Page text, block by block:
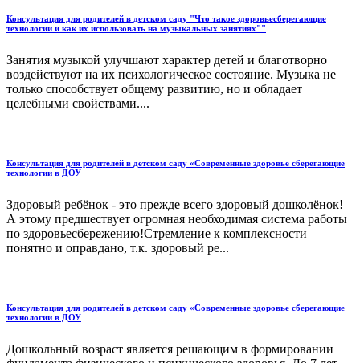
Консультация для родителей в детском саду "Что такое здоровьесберегающие
технологии и как их использовать на музыкальных занятиях""
Занятия музыкой улучшают характер детей и благотворно
воздействуют на их психологическое состояние. Музыка не
только способствует общему развитию, но и обладает
целебными свойствами....
Консультация для родителей в детском саду «Современные здоровье сберегающие
технологии в ДОУ
Здоровый ребёнок - это прежде всего здоровый дошколёнок!
А этому предшествует огромная необходимая система работы
по здоровьесбережению!Стремление к комплексности
понятно и оправдано, т.к. здоровый ре...
Консультация для родителей в детском саду «Современные здоровье сберегающие
технологии в ДОУ
Дошкольный возраст является решающим в формировании